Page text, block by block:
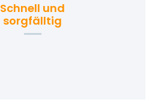
Schnell und
sorgfälltig